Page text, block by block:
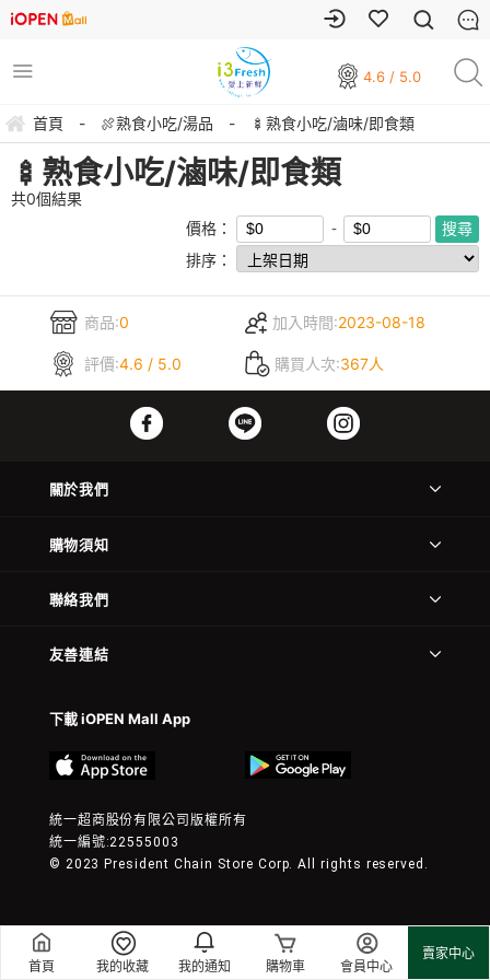
首頁 我的收藏 我的通知 購物車 會員中心
賣家中心
4.6 / 5.0
首頁 - 🍖熟食小吃/湯品 - 🍢熟食小吃/滷味/即食類
🍢熟食小吃/滷味/即食類
共0個結果
價格：
排序：
商品:0 加入時間:2023-08-18
評價:4.6 / 5.0 購買人次:367人
關於我們
購物須知
聯絡我們
友善連結
下載 iOPEN Mall App
統一超商股份有限公司版權所有
統一編號:22555003
© 2023 President Chain Store Corp. All rights reserved.